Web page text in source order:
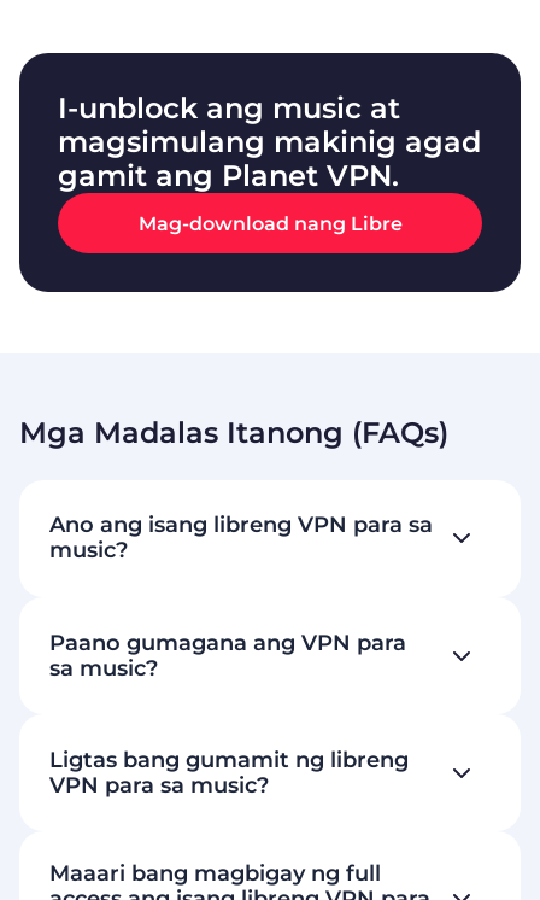
I-unblock ang music at
magsimulang makinig agad
gamit ang Planet VPN.
Mag-download nang Libre
Mga Madalas Itanong (FAQs)
Ano ang isang libreng VPN para sa
music?
Paano gumagana ang VPN para
sa music?
Ligtas bang gumamit ng libreng
VPN para sa music?
Maaari bang magbigay ng full